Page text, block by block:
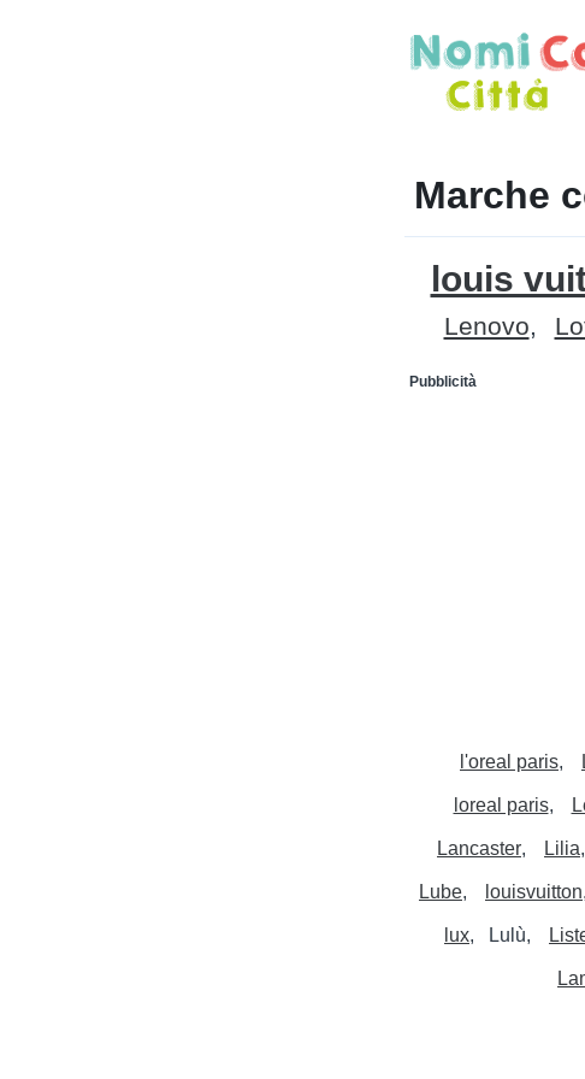
Marche
louis
Lenovo
Pubblicità
l'oreal paris
loreal paris
Lancaster Lilia
Lube louisvuitton
lux Lulù